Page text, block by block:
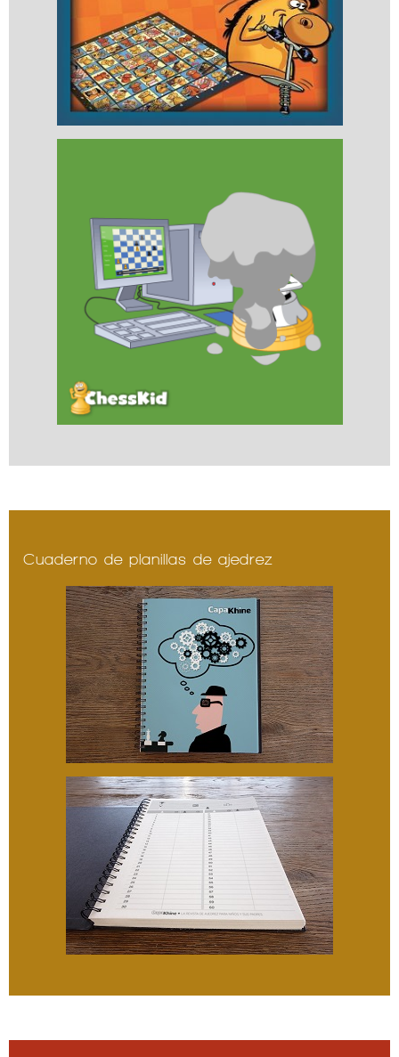
Cuaderno de planillas de ajedrez